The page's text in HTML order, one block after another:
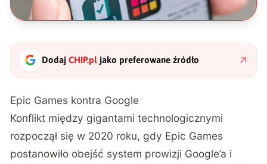
DodajCHIP.pl jako preferowane źródło
Epic Games kontra Google
Konflikt między gigantami technologicznymi
rozpoczął się w 2020 roku, gdy Epic Games
postanowiło obejść system prowizji Google’a i